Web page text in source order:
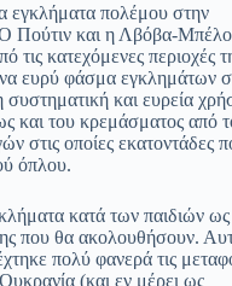
εγκλήματα πολέμου στην
Ο Πούτιν και η Λβόβα-
τις κατεχόμενες περιοχές
ευρύ φάσμα εγκλημάτων
και ευρεία
και του κρεμάσματος από
στις οποίες εκατοντάδες
όπλου.
κατά των παιδιών ως
που θα ακολουθήσουν.
πολύ φανερά τις
(και εν μέρει ως